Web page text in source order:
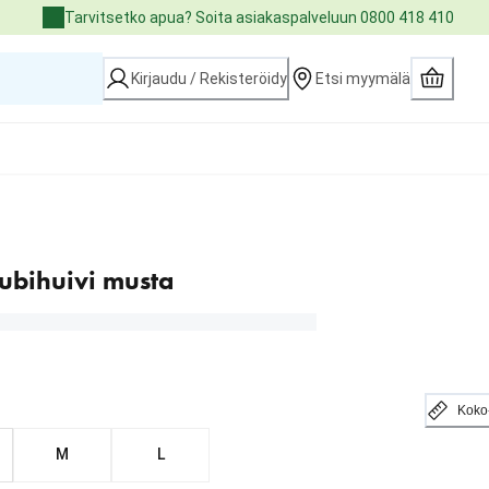
Tarvitsetko apua? Soita asiakaspalveluun 0800 418 410
Kirjaudu / Rekisteröidy Etsi myymälä
musta
M L